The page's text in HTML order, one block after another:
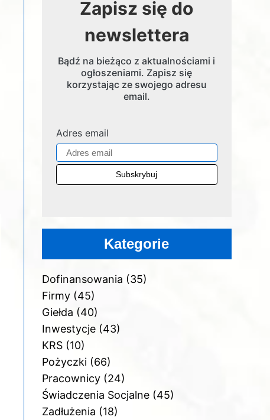
Zapisz się do
newslettera
Bądź na bieżąco z aktualnościami i
ogłoszeniami. Zapisz się
korzystając ze swojego adresu
email.
Adres email
Kategorie
Dofinansowania (35)
Firmy(45)
Giełda (40)
Inwestycje(43)
KRS(10)
Pożyczki(66)
Pracownicy(24)
Świadczenia Socjalne(45)
Zadłużenia (18)